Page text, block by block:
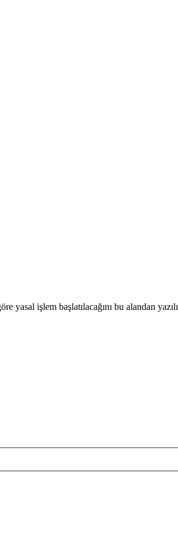
işlem başlatılacağını bu alandan